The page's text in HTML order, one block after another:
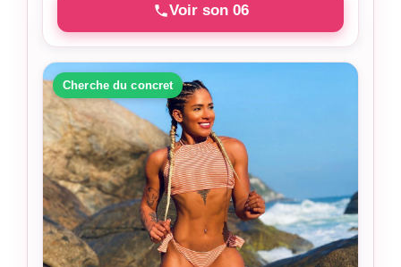
Voir son 06
Cherche du concret